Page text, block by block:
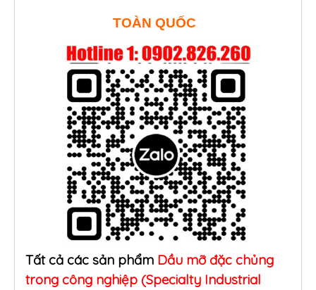
TOÀN QUỐC
Tất cả các sản phẩm Dầu mỡ đặc chủng
trong công nghiệp (Specialty Industrial